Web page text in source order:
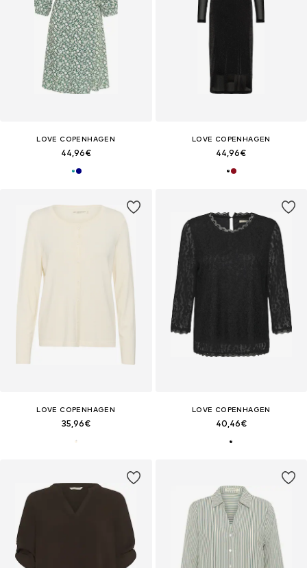
LOVE COPENHAGEN
44,96€
LOVE COPENHAGEN
44,96€
LOVE COPENHAGEN
35,96€
LOVE COPENHAGEN
40,46€